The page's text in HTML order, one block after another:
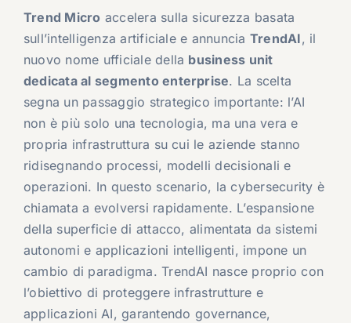
Trend Micro accelera sulla sicurezza basata
sull’intelligenza artificiale e annuncia TrendAI, il
nuovo nome ufficiale della business unit
dedicata al segmento enterprise. La scelta
segna un passaggio strategico importante: l’AI
non è più solo una tecnologia, ma una vera e
propria infrastruttura su cui le aziende stanno
ridisegnando processi, modelli decisionali e
operazioni. In questo scenario, la cybersecurity è
chiamata a evolversi rapidamente. L’espansione
della superficie di attacco, alimentata da sistemi
autonomi e applicazioni intelligenti, impone un
cambio di paradigma. TrendAI nasce proprio con
l’obiettivo di proteggere infrastrutture e
applicazioni AI, garantendo governance,